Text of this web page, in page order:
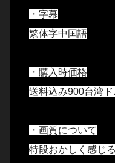
・字幕
繁体字中国語
・購入時価格
送料込み900台湾
・画質について
特段おかしく感じ